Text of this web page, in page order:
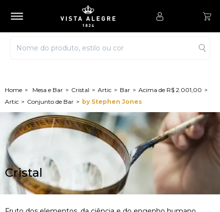
Mesa e Bar Cristal Artic Bar
Acima de R$ 2.001,00
Artic
Conjunto de Bar by Stephen Jones
Cristal